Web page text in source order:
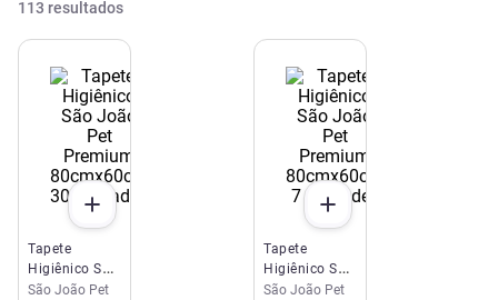
113 resultados
Tapete
Higiênico São
João Pet
São João Pet
Tapete
Higiênico São
João Pet
São João Pet